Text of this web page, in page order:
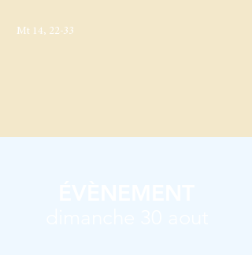
Mt 14, 22-33